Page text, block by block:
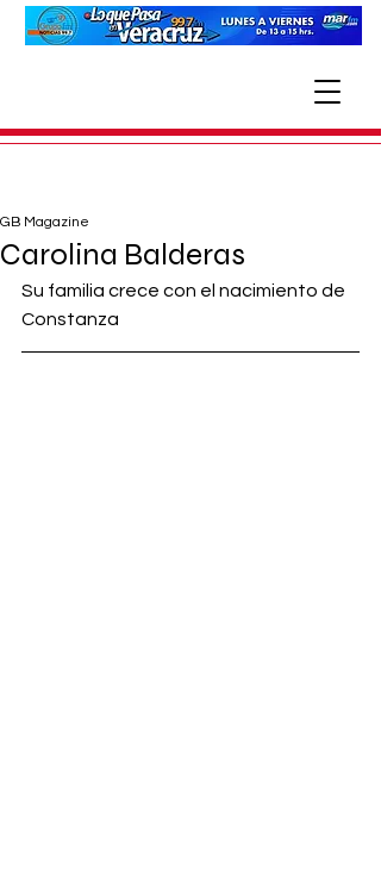
Carolina Balderas
GB Magazine
Su familia crece con el nacimiento de
Constanza